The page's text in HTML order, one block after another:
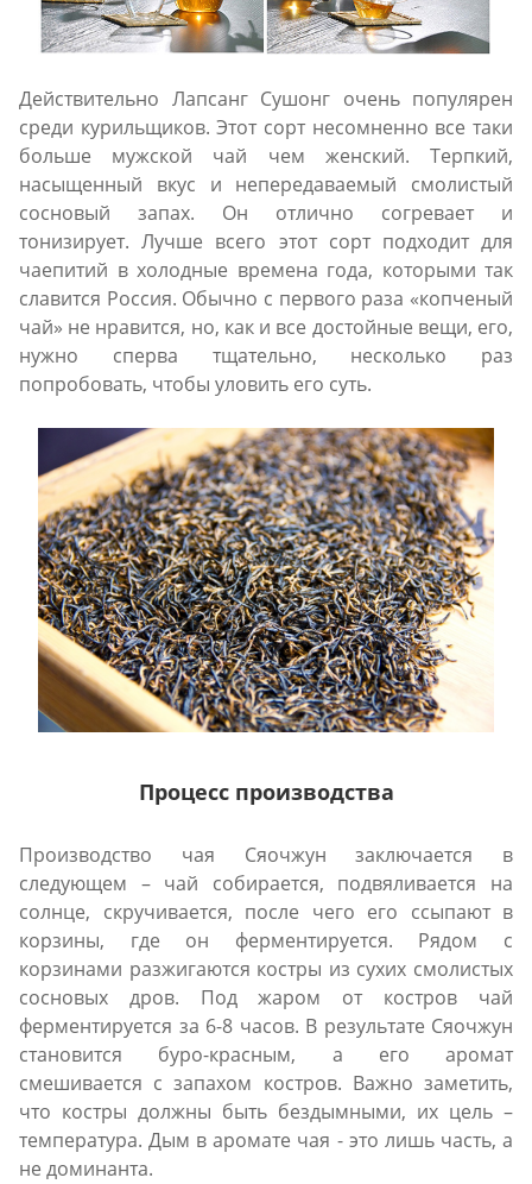
Действительно Лапсанг Сушонг очень популярен
среди курильщиков. Этот сорт несомненно все таки
больше мужской чай чем женский. Терпкий,
насыщенный вкус и непередаваемый смолистый
сосновый запах. Он отлично согревает и
тонизирует. Лучше всего этот сорт подходит для
чаепитий в холодные времена года, которыми так
славится Россия. Обычно с первого раза «копченый
чай» не нравится, но, как и все достойные вещи, его,
нужно сперва тщательно, несколько раз
попробовать, чтобы уловить его суть.
Процесс производства
Производство чая Сяочжун заключается в
следующем – чай собирается, подвяливается на
солнце, скручивается, после чего его ссыпают в
корзины, где он ферментируется. Рядом с
корзинами разжигаются костры из сухих смолистых
сосновых дров. Под жаром от костров чай
ферментируется за 6-8 часов. В результате Сяочжун
становится буро-красным, а его аромат
смешивается с запахом костров. Важно заметить,
что костры должны быть бездымными, их цель –
температура. Дым в аромате чая - это лишь часть, а
не доминанта.